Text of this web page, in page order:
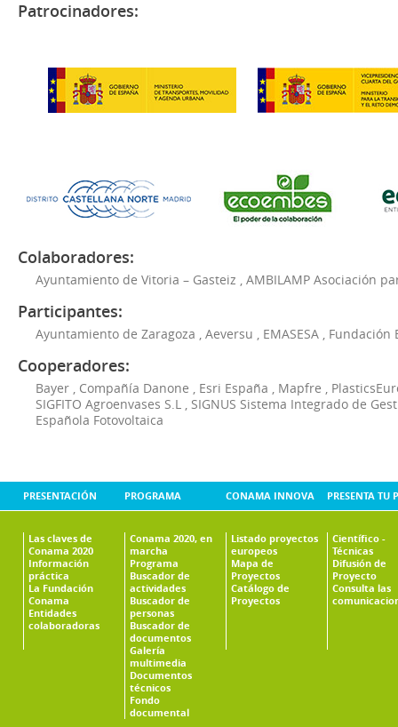
Patrocinadores:
Colaboradores:
Ayuntamiento de Vitoria – Gasteiz AMBILAMP Asociación
Participantes:
Ayuntamiento de Zaragoza Aeversu EMASESA Fundación
Cooperadores:
Bayer Compañía Danone Esri España Mapfre
SIGFITO Agroenvases S.L
SIGNUS Sistema Integrado de
Española Fotovoltaica
PRESENTACIÓN
Las claves de
Conama 2020
Información
práctica
La Fundación
Conama
Entidades
colaboradoras
PROGRAMA
Conama 2020, en
marcha
Programa
Buscador de
actividades
Buscador de
personas
Buscador de
documentos
Galería
multimedia
Documentos
técnicos
Fondo
documental
CONAMA INNOVA
Listado proyectos
europeos
Mapa de
Proyectos
Catálogo de
Proyectos
PRESENTA TU
Científico -
Técnicas
Difusión de
Proyecto
Consulta las